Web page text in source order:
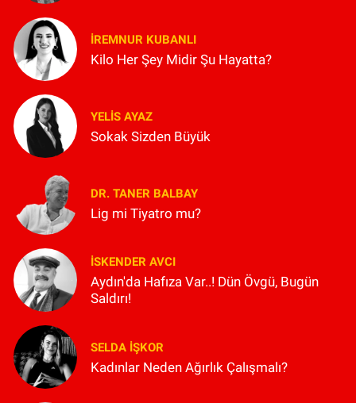
İREMNUR KUBANLI
Kilo Her Şey Midir Şu Hayatta?
YELIS AYAZ
Sokak Sizden Büyük
DR. TANER BALBAY
Lig mi Tiyatro mu?
İSKENDER AVCI
Aydın'da Hafıza Var..! Dün Övgü, Bugün
Saldırı!
SELDA İŞKOR
Kadınlar Neden Ağırlık Çalışmalı?